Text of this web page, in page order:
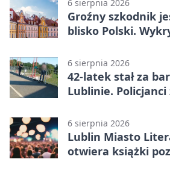
6 sierpnia 2026
Groźny szkodnik
blisko Polski.
6 sierpnia 2026
42-latek stał za
Lublinie. Policjanci
6 sierpnia 2026
Lublin Miasto
otwiera książki